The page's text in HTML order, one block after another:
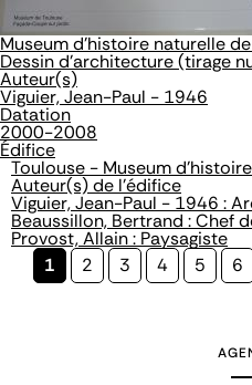
Museum d'histoire naturelle
Dessin d'architecture (tirage
Auteur(s)
Viguier, Jean-Paul - 1946
Datation
2000-2008
Édifice
Toulouse - Museum
Auteur(s) de l'édifice
Viguier, Jean-Paul - 1946 :
Beaussillon, Bertrand : Chef
Provost, Allain : Paysagiste
Page
1 Page
2 Page
3 Page
4 Page
5 6